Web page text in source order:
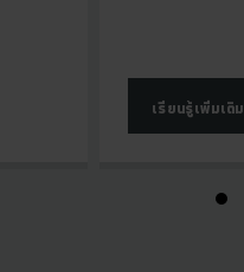
เรียนรู้เพิ่มเติม